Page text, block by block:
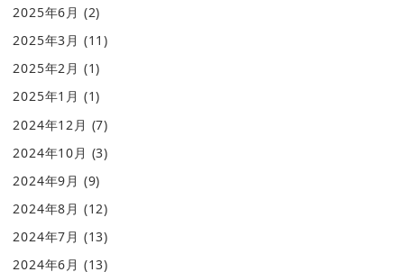
2025年6月 (2)
2025年3月 (11)
2025年2月 (1)
2025年1月 (1)
2024年12月 (7)
2024年10月 (3)
2024年9月 (9)
2024年8月 (12)
2024年7月 (13)
2024年6月 (13)